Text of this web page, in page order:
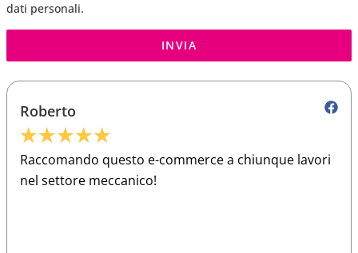
dati personali.
INVIA
Roberto
★★★★★
Raccomando questo e-commerce a chiunque lavori
nel settore meccanico!